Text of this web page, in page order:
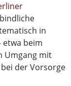
in
etwa beim
Umgang mit
der Vorsorge